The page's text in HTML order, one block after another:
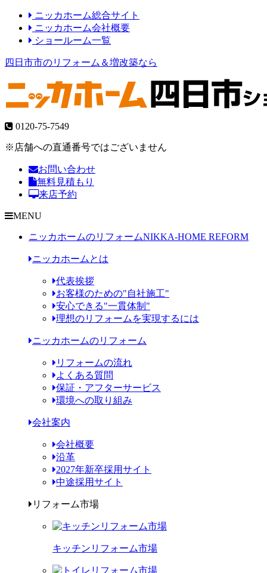
ニッカホーム総合サイト
ニッカホーム会社概要
ショールーム一覧
四日市市のリフォーム＆増改築なら
0120-75-7549
※店舗への直通番号ではございません
お問い合わせ
無料見積もり
来店予約
MENU
ニッカホームのリフォームNIKKA-HOME REFORM
ニッカホームとは
代表挨拶
お客様のための"自社施工"
安心できる"一貫体制"
理想のリフォームを実現するには
ニッカホームのリフォーム
リフォームの流れ
よくある質問
保証・アフターサービス
環境への取り組み
会社案内
会社概要
沿革
2027年新卒採用サイト
中途採用サイト
リフォーム市場
キッチンリフォーム市場